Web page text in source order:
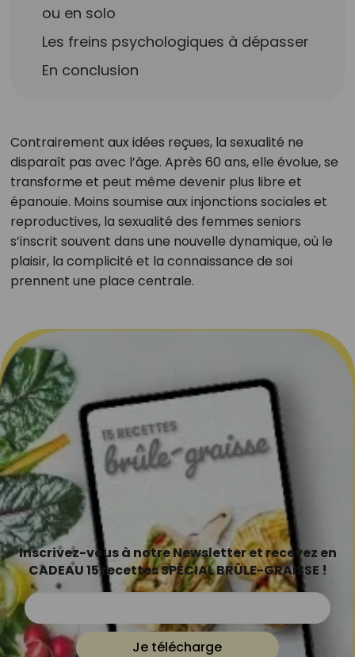
ou en solo
Les freins psychologiques à dépasser
En conclusion
Contrairement aux idées reçues, la sexualité ne
disparaît pas avec l’âge. Après 60 ans, elle évolue, se
transforme et peut même devenir plus libre et
épanouie. Moins soumise aux injonctions sociales et
reproductives, la sexualité des femmes seniors
s’inscrit souvent dans une nouvelle dynamique, où le
plaisir, la complicité et la connaissance de soi
prennent une place centrale.
Inscrivez-vous à notre Newsletter et recevez en
CADEAU 15 recettes SPÉCIAL BRÛLE-GRAISSE !
Je télécharge